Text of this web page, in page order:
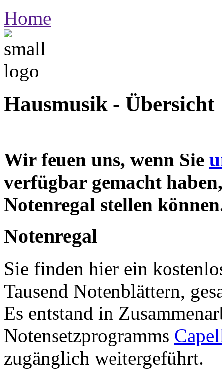
Home
Hausmusik - Übersicht
Wir feuen uns, wenn Sie
verfügbar gemacht
Notenregal stellen
Notenregal
Sie finden hier ein
Tausend Notenblättern,
Es entstand in
Notensetzprogramms
zugänglich weitergeführt.